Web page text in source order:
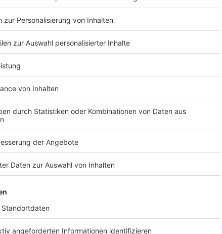
identisch. Abweichungen, insbesondere im Modell, Farbe und
7. Ausschluss von Teilnehmern
Der Gewinnspielanbieter behält sich vor, Teilnehmer von der
auszuschließen. Dies gilt insbesondere bei schuldhaften
Teilnahmebedingungen oder für den Fall, dass Teilnehmer
Spiel manipulieren bzw. versuchen, zu manipulieren oder sich
bedienen.
Der Gewinnspielanbieter kann Teilnehmer ausschließen, bei
besteht, dass diese sich im Hörfunkprogramm von RADIO
Moderator) in strafbarer, insbesondere in ehrverletzender
äußern werden.
Minderjährige, die das 14. Lebensjahr nicht vollendet haben,
ausgeschlossen. Stellt der Gewinnspielanbieter nachträglich
im Sinne von Ziff. 7 zum Ausschluss führenden Grund
teilnahmeberechtigt im Sinne der Ziff. 3 war, kann der